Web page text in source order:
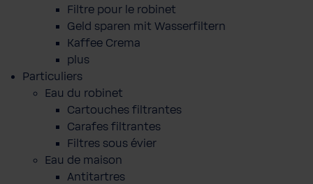
Filtre pour le robinet
Geld sparen mit Wasserfiltern
Kaffee Crema
plus
Particuliers
Eau du robinet
Cartouches filtrantes
Carafes filtrantes
Filtres sous évier
Eau de maison
Antitartres